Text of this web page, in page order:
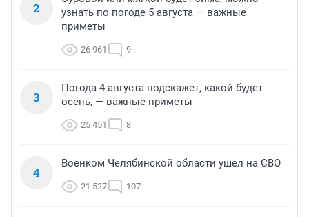
2
узнать по погоде 5 августа — важные
приметы
26 961 9
3
Погода 4 августа подскажет, какой будет
осень, — важные приметы
25 451 8
4
Военком Челябинской области ушел на СВО
21 527 107